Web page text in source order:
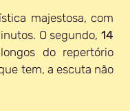
majestosa, com
O segundo,
do repertório
tem, a escuta não